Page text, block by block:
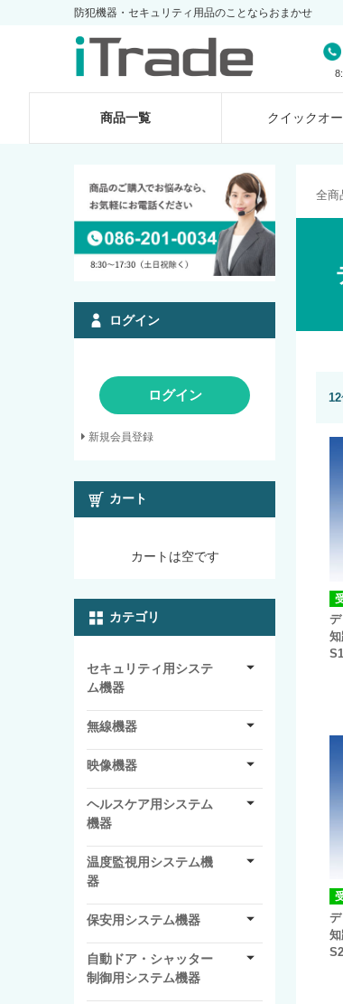
防犯機器・セキュリティ用品のことならおまかせ
商品一覧 クイックオ
全商
12
ログイン
ログイン
新規会員登録
カート
カートは空です
カテゴリ
セキュリティ用システ
ム機器
無線機器
映像機器
ヘルスケア用システム
機器
温度監視用システム機
器
保安用システム機器
自動ドア・シャッター
制御用システム機器